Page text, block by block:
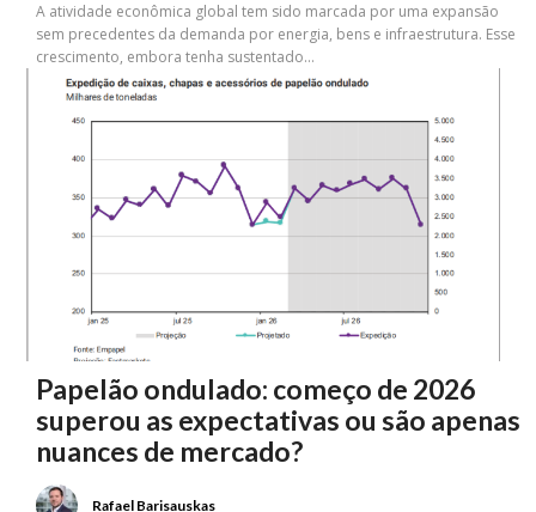
A atividade econômica global tem sido marcada por uma expansão
sem precedentes da demanda por energia, bens e infraestrutura. Esse
crescimento, embora tenha sustentado...
Papelão ondulado: começo de 2026
superou as expectativas ou são apenas
nuances de mercado?
Rafael Barisauskas